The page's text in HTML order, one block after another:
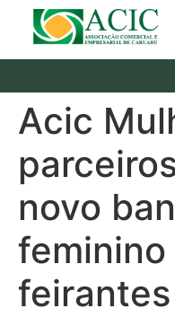
Acic
novo
feminino